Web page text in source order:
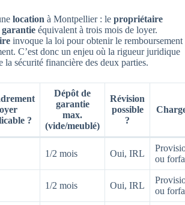
location à Montpellier : le propriétaire
garantie équivalent à trois mois de loyer.
invoque la loi pour obtenir le remboursement
C’est donc un enjeu où la rigueur juridique
la sécurité financière des deux parties.
?
Dépôt de
garantie
max.
(vide/meublé)
Révision
possible
?
1/2 mois Oui, IRL
ou
1/2 mois Oui, IRL
ou